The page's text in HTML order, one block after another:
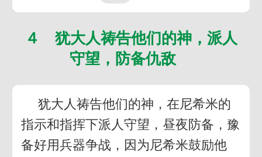
４ 犹大人祷告他们的神，派人
守望，防备仇敌
犹大人祷告他们的神，在尼希米的
指示和指挥下派人守望，昼夜防备，豫
备好用兵器争战，因为尼希米鼓励他